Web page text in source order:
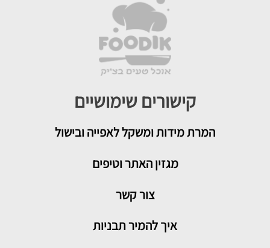
קישורים שימושיים
המרת מידות ומשקל לאפייה ובישול
מגזין האתר וטיפים
צור קשר
איך להמיר תבניות